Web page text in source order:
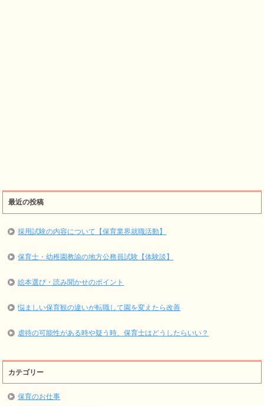
最近の投稿
採用試験の内容について【保育業界就職活動】
保育士・幼稚園教諭の地方公務員試験【体験談】
絵本選び・読み聞かせのポイント
悩ましい保育観の違いが転職して園を変えたら改善
虐待の可能性がある時や疑う時、保育士はどうしたらいい？
カテゴリー
保育のお仕事